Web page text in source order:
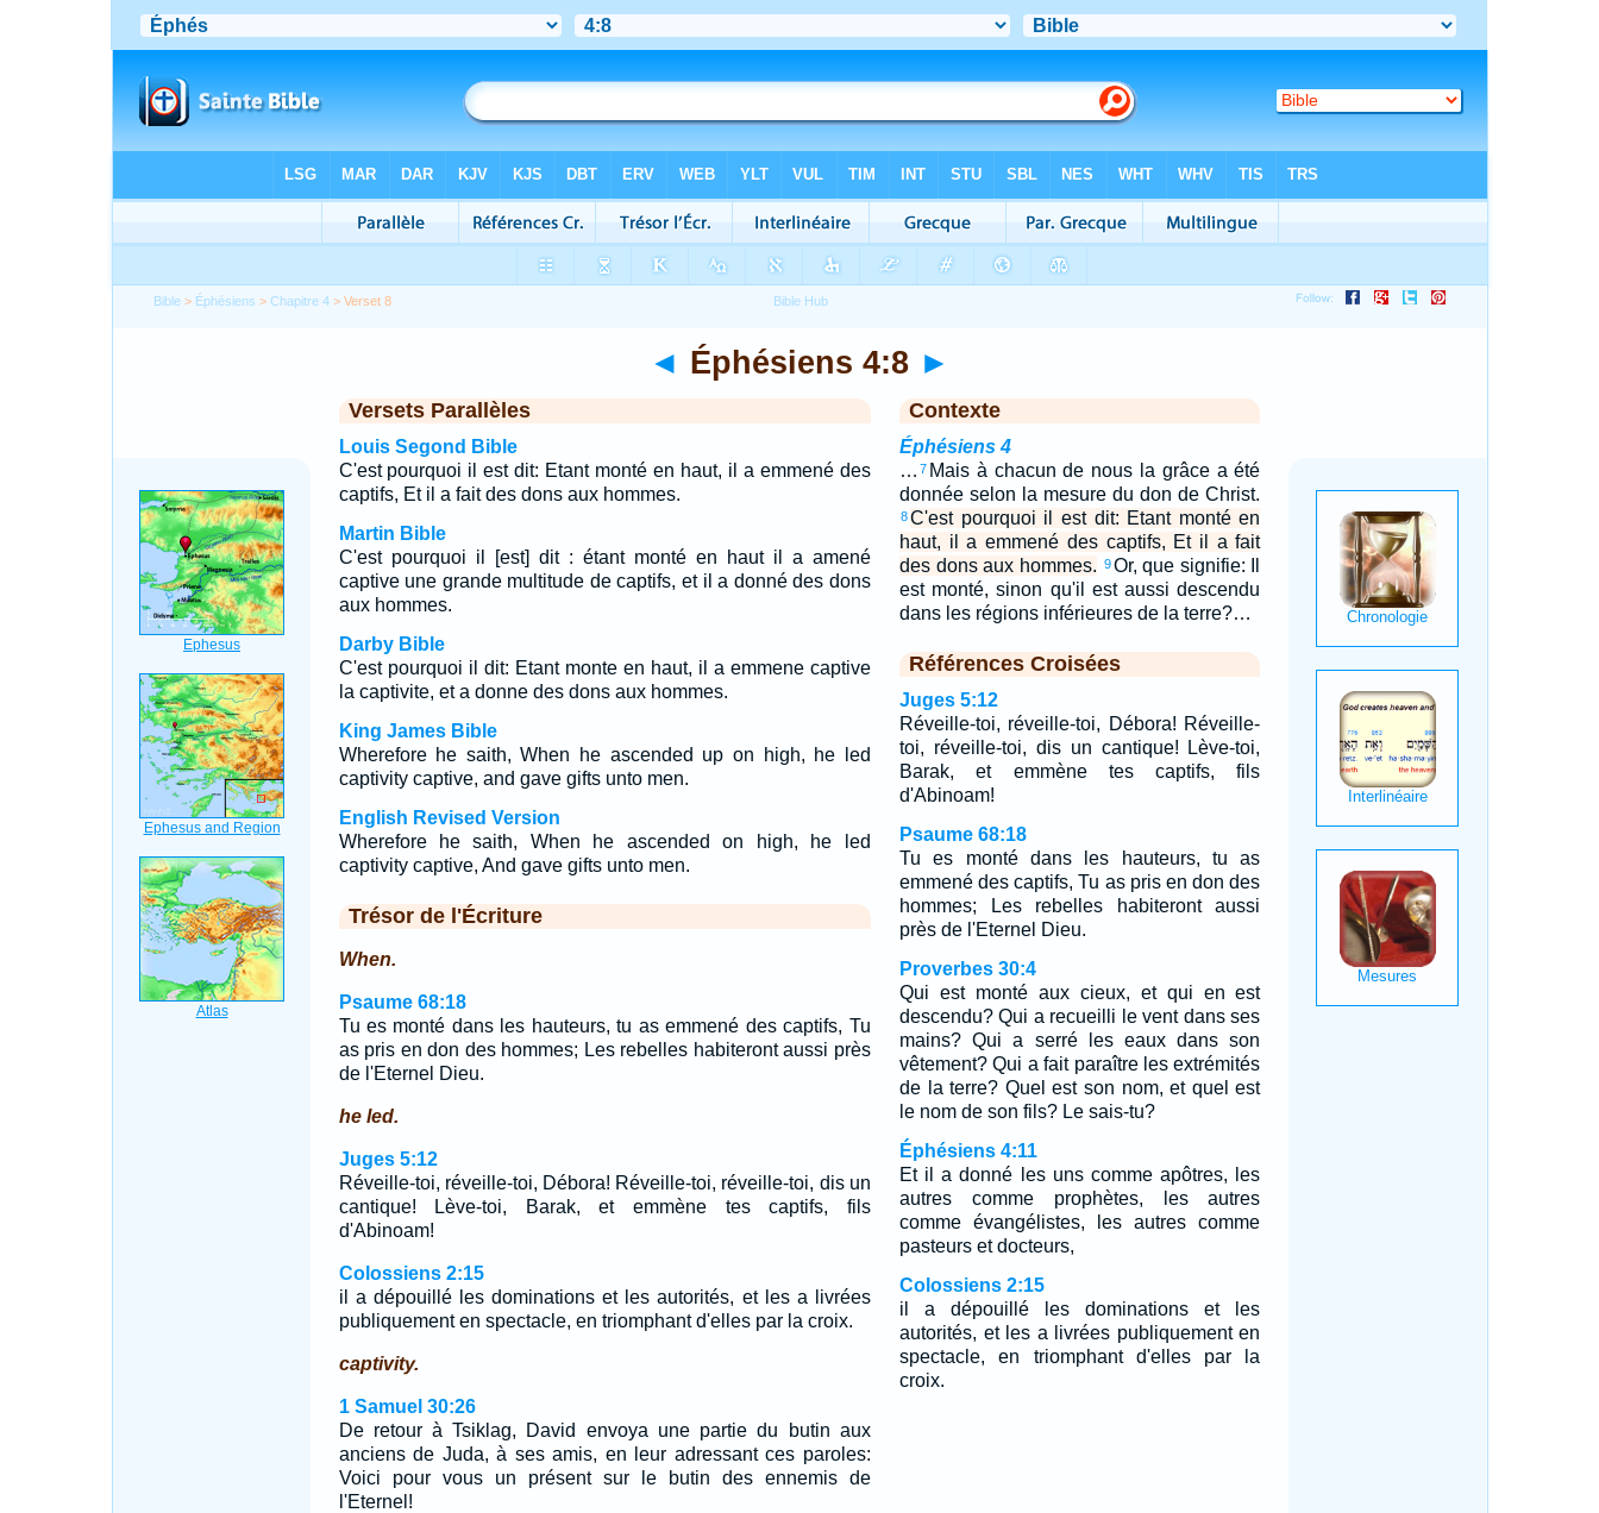
Bible > Éphésiens >Chapitre 4 > Verset 8
◄ Éphésiens 4:8 ►
Versets Parallèles
Louis Segond Bible
C'est pourquoi il est dit: Etant monté en haut, il a emmené des
captifs, Et il a fait des dons aux hommes.
Martin Bible
C'est pourquoi il [est] dit : étant monté en haut il a amené
captive une grande multitude de captifs, et il a donné des dons
aux hommes.
Darby Bible
C'est pourquoi il dit: Etant monte en haut, il a emmene captive
la captivite, et a donne des dons aux hommes.
King James Bible
Wherefore he saith, When he ascended up on high, he led
captivity captive, and gave gifts unto men.
English Revised Version
Wherefore he saith, When he ascended on high, he led
captivity captive, And gave gifts unto men.
Trésor de l'Écriture
When.
Psaume 68:18
Tu es monté dans les hauteurs, tu as emmené des captifs, Tu
as pris en don des hommes; Les rebelles habiteront aussi près
de l'Eternel Dieu.
he led.
Juges 5:12
Réveille-toi, réveille-toi, Débora! Réveille-toi, réveille-toi, dis un
cantique! Lève-toi, Barak, et emmène tes captifs, fils
d'Abinoam!
Colossiens 2:15
il a dépouillé les dominations et les autorités, et les a livrées
publiquement en spectacle, en triomphant d'elles par la croix.
captivity.
1 Samuel 30:26
De retour à Tsiklag, David envoya une partie du butin aux
anciens de Juda, à ses amis, en leur adressant ces paroles:
Voici pour vous un présent sur le butin des ennemis de
l'Eternel!
Contexte
Éphésiens 4
… 7 Mais à chacun de nous la grâce a été
donnée selon la mesure du don de Christ.
8C'est pourquoi il est dit: Etant monté en
haut, il a emmené des captifs, Et il a fait
des dons aux hommes. 9 Or, que signifie: Il
est monté, sinon qu'il est aussi descendu
dans les régions inférieures de la terre?…
Références Croisées
Juges 5:12
Réveille-toi, réveille-toi, Débora! Réveille-
toi, réveille-toi, dis un cantique! Lève-toi,
Barak, et emmène tes captifs, fils
d'Abinoam!
Psaume 68:18
Tu es monté dans les hauteurs, tu as
emmené des captifs, Tu as pris en don des
hommes; Les rebelles habiteront aussi
près de l'Eternel Dieu.
Proverbes 30:4
Qui est monté aux cieux, et qui en est
descendu? Qui a recueilli le vent dans ses
mains? Qui a serré les eaux dans son
vêtement? Qui a fait paraître les extrémités
de la terre? Quel est son nom, et quel est
le nom de son fils? Le sais-tu?
Éphésiens 4:11
Et il a donné les uns comme apôtres, les
autres comme prophètes, les autres
comme évangélistes, les autres comme
pasteurs et docteurs,
Colossiens 2:15
il a dépouillé les dominations et les
autorités, et les a livrées publiquement en
spectacle, en triomphant d'elles par la
croix.